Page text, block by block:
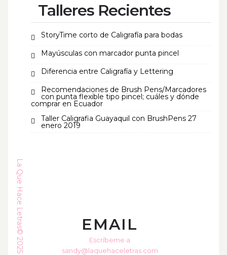
Talleres Recientes
StoryTime corto de Caligrafía para bodas
Mayúsculas con marcador punta pincel
Diferencia entre Caligrafía y Lettering
Recomendaciones de Brush Pens/Marcadores
con punta flexible tipo pincel; cuáles y dónde
comprar en Ecuador
Taller Caligrafia Guayaquil con BrushPens 27
enero 2019
La Que Hace Letras© 2025 EMAIL
Escríbeme a
sandy@laquehaceletras.com